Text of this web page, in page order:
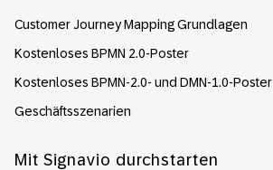
Customer Journey Mapping Grundlagen
Kostenloses BPMN 2.0-Poster
Kostenloses BPMN-2.0- und DMN-1.0-Poster
Geschäftsszenarien
Mit Signavio durchstarten